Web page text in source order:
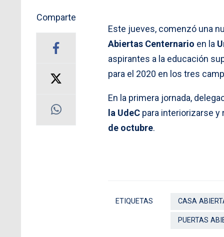
Comparte
Este jueves, comenzó una
Abiertas Centernario en la
aspirantes a la educación
para el 2020 en los tres
En la primera jornada,
la UdeC para interiorizarse
de octubre.
ETIQUETAS CASA
PUERTAS